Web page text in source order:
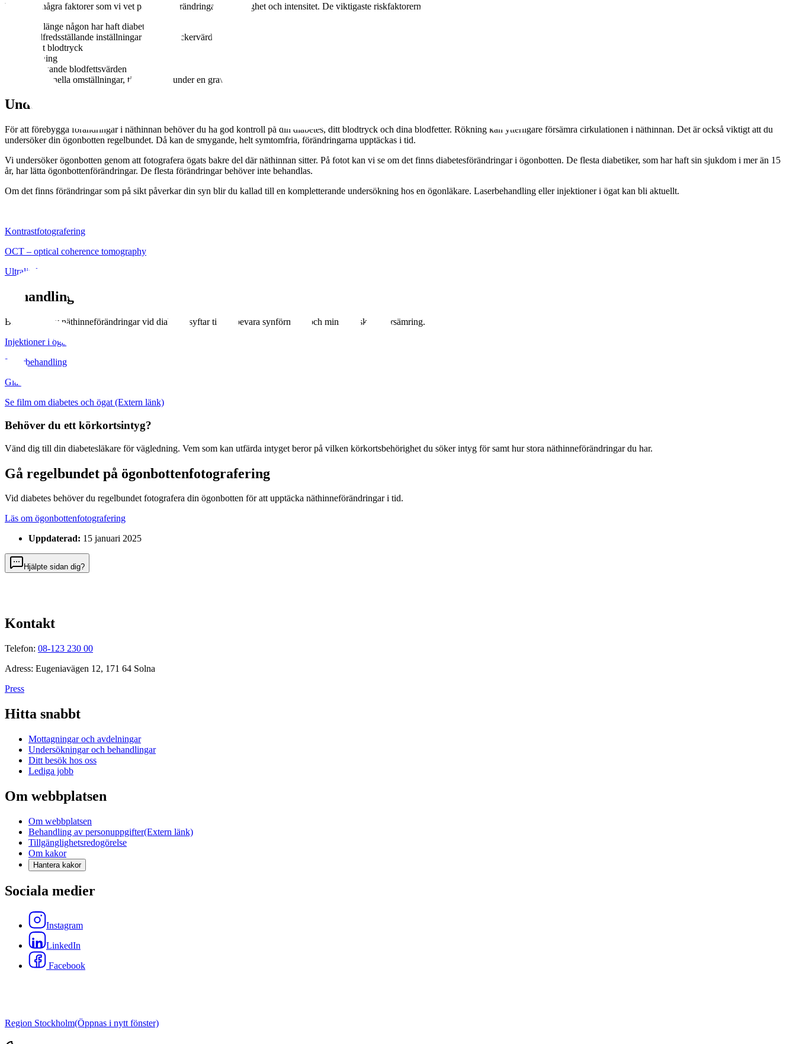
Det finns några faktorer som vi vet påverkar förändringarnas hastighet och intensitet. De viktigaste riskfaktorerna är
hur länge någon har haft diabetes
otillfredsställande inställningar av blodsockervärdet
högt blodtryck
rökning
avvikande blodfettsvärden
hormonella omställningar, till exempel under en graviditet.
Undersökning
För att förebygga förändringar i näthinnan behöver du ha god kontroll på din diabetes, ditt blodtryck och dina blodfetter. Rökning kan ytterligare försämra cirkulationen i näthinnan. Det är också viktigt att du
undersöker din ögonbotten regelbundet. Då kan de smygande, helt symtomfria, förändringarna upptäckas i tid.
Vi undersöker ögonbotten genom att fotografera ögats bakre del där näthinnan sitter. På fotot kan vi se om det finns diabetesförändringar i ögonbotten. De flesta diabetiker, som har haft sin sjukdom i mer än 15
år, har lätta ögonbottenförändringar. De flesta förändringar behöver inte behandlas.
Om det finns förändringar som på sikt påverkar din syn blir du kallad till en kompletterande undersökning hos en ögonläkare. Laserbehandling eller injektioner i ögat kan bli aktuellt.
Kontrastfotografering
OCT – optical coherence tomography
Ultraljud
Behandling
Behandling av näthinneförändringar vid diabetes syftar till att bevara synförmåga och minska risk för försämring.
Injektioner i ögat
Laserbehandling
Glaskroppskirurgi
Se film om diabetes och ögat (Extern länk)
Behöver du ett körkortsintyg?
Vänd dig till din diabetesläkare för vägledning. Vem som kan utfärda intyget beror på vilken körkortsbehörighet du söker intyg för samt hur stora näthinneförändringar du har.
Gå regelbundet på ögonbottenfotografering
Vid diabetes behöver du regelbundet fotografera din ögonbotten för att upptäcka näthinneförändringar i tid.
Läs om ögonbottenfotografering
Uppdaterad: 15 januari 2025
Hjälpte sidan dig?
Kontakt
Telefon: 08-123 230 00
Adress: Eugeniavägen 12, 171 64 Solna
Press
Hitta snabbt
Mottagningar och avdelningar
Undersökningar och behandlingar
Ditt besök hos oss
Lediga jobb
Om webbplatsen
Om webbplatsen
Behandling av personuppgifter(Extern länk)
Tillgänglighetsredogörelse
Om kakor
Hantera kakor
Sociala medier
Instagram
LinkedIn
Facebook
Region Stockholm(Öppnas i nytt fönster)